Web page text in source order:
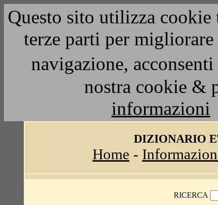
Questo sito utilizza
terze parti per
navigazione,
nostra cookie &
informazioni
DIZIONARIO
Home -
RICERCA